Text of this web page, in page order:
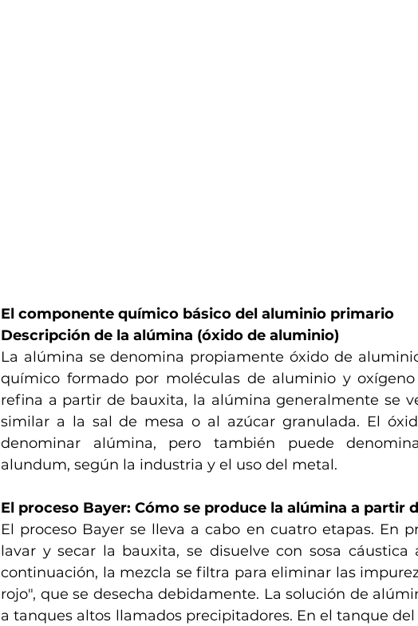
El componente químico básico del aluminio primario
Descripción de la alúmina (óxido de aluminio)
La alúmina se denomina propiamente óxido de
químico formado por moléculas de aluminio y
refina a partir de bauxita, la alúmina generalmente se
similar a la sal de mesa o al azúcar granulada. El
denominar alúmina, pero también puede
alundum, según la industria y el uso del metal.
El proceso Bayer: Cómo se produce la alúmina a partir
El proceso Bayer se lleva a cabo en cuatro etapas. En
lavar y secar la bauxita, se disuelve con sosa cáustica
continuación, la mezcla se filtra para eliminar las
rojo", que se desecha debidamente. La solución de
a tanques altos llamados precipitadores. En el tanque